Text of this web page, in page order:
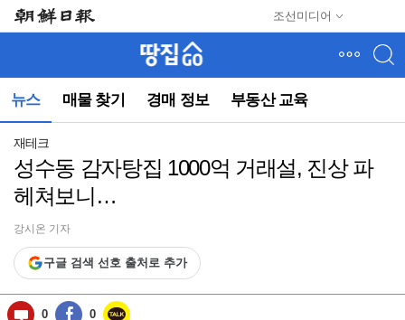
조선미디어
뉴스 매물 찾기 경매 정보 부동산 교육
뉴
(컨
동)
재테크
성수동 감자탕집 1000억 거래설, 진상 파
헤쳐보니…
강시온 기자
구글 검색 선호 출처로 추가
0 0